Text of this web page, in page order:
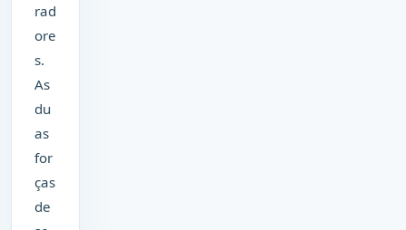
rad
ore
s.
As
du
as
for
ças
de